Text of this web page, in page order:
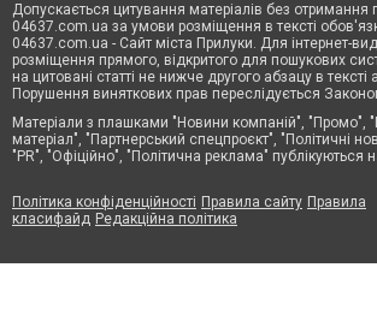
Допускається цитування матеріалів без отримання
04637.com.ua за умови розміщення в тексті
04637.com.ua - Сайт міста Прилуки. Для інтернет-
розміщення прямого, відкритого для пошукових
на цитовані статті не нижче другого абзацу в
Порушення виняткових прав переслідується
Матеріали з плашками "Новини компаній", "Промо",
матеріал", "Партнерський спецпроєкт", "Політичні
"PR", "Офіційно", "Політична реклама" публікуються
Політика конфіденційності Правила сайту Правила
класифайд Редакційна політика